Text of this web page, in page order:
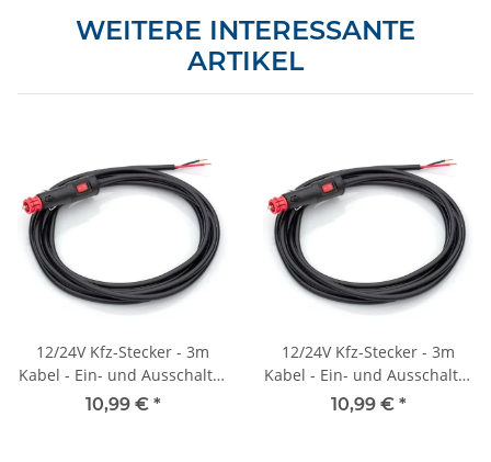
WEITERE INTERESSANTE
ARTIKEL
12/24V Kfz-Stecker - 3m
Kabel - Ein- und Ausschalter
- 8A - 2x 0,75 mm2
10,99 € *
12/24V Kfz-Stecker - 3m
Kabel - Ein- und Ausschalter
- 8A - 2x 0,75 mm2
10,99 € *